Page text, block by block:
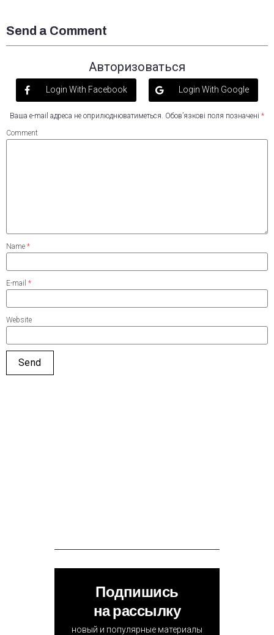
Send a Comment
Авторизоваться
Login With Facebook Login With Google
Ваша e-mail адреса не оприлюднюватиметься. Обов’язкові поля позначені *
Comment
Name *
E-mail *
Website
Подпишись
на рассылку
новый и популярные материалы